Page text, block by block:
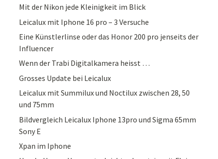
Mit der Nikon jede Kleinigkeit im Blick
Leicalux mit Iphone 16 pro – 3 Versuche
Eine Künstlerlinse oder das Honor 200 pro jenseits der
Influencer
Wenn der Trabi Digitalkamera heisst …
Grosses Update bei Leicalux
Leicalux mit Summilux und Noctilux zwischen 28, 50
und 75mm
Bildvergleich Leicalux Iphone 13pro und Sigma 65mm
Sony E
Xpan im Iphone